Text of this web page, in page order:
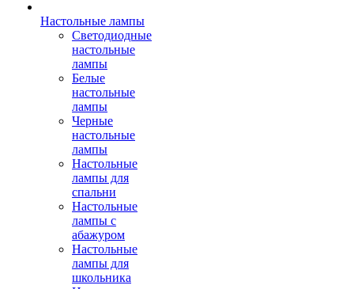
Настольные лампы
Светодиодные
настольные
лампы
Белые
настольные
лампы
Черные
настольные
лампы
Настольные
лампы для
спальни
Настольные
лампы с
абажуром
Настольные
лампы для
школьника